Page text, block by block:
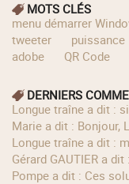
MOTS CLÉS
menu démarrer
tweeter
puissance
adobe
QR Code
DERNIERS
longue traîne a dit :
Marie a dit : Bonjour,
longue traîne a dit :
Gérard GAUTIER a
Pompe a dit : Ces